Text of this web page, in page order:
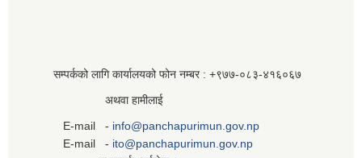
सम्पर्कको लागि कार्यालयको फोन नम्बर : +९७७-०८३‍-४१६०६७
अथवा हामीलाई
E-mail - info@panchapurimun.gov.np
E-mail - ito@panchapurimun.gov.np